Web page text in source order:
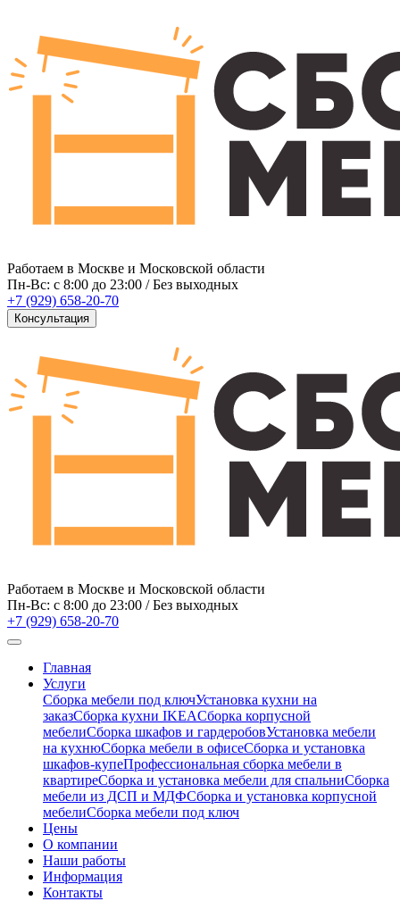
Работаем в Москве и Московской области
Пн-Вс: c 8:00 до 23:00 / Без выходных
+7 (929) 658-20-70
Консультация
Работаем в Москве и Московской области
Пн-Вс: c 8:00 до 23:00 / Без выходных
+7 (929) 658-20-70
Главная
Услуги
Сборка мебели под ключУстановка кухни на
заказСборка кухни IKEAСборка корпусной
мебелиСборка шкафов и гардеробовУстановка мебели
на кухнюСборка мебели в офисеСборка и установка
шкафов-купеПрофессиональная сборка мебели в
квартиреСборка и установка мебели для спальниСборка
мебели из ДСП и МДФСборка и установка корпусной
мебелиСборка мебели под ключ
Цены
О компании
Наши работы
Информация
Контакты